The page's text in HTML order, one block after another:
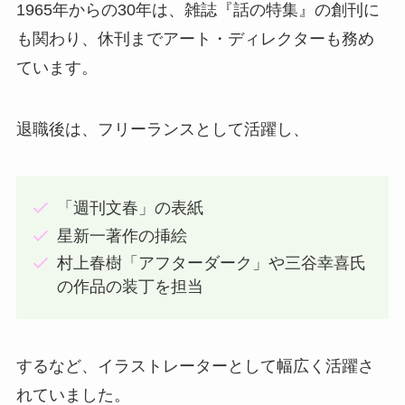
1965年からの30年は、雑誌『話の特集』の創刊に
も関わり、休刊までアート・ディレクターも務め
ています。
退職後は、フリーランスとして活躍し、
「週刊文春」の表紙
星新一著作の挿絵
村上春樹「アフターダーク」や三谷幸喜氏
の作品の装丁を担当
するなど、イラストレーターとして幅広く活躍さ
れていました。